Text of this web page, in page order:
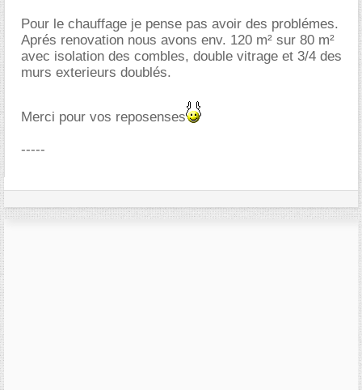
Pour le chauffage je pense pas avoir des problémes.
Aprés renovation nous avons env. 120 m² sur 80 m²
avec isolation des combles, double vitrage et 3/4 des
murs exterieurs doublés.
Merci pour vos reposenses
-----